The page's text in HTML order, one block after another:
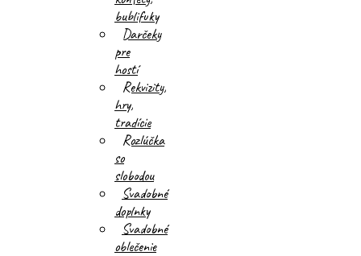
bublifuky
Darčeky
pre
hostí
Rekvizity,
hry,
tradície
Rozlúčka
so
slobodou
Svadobné
doplnky
Svadobné
oblečenie